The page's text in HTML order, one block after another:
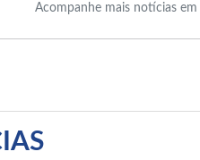
Acompanhe mais notícias em